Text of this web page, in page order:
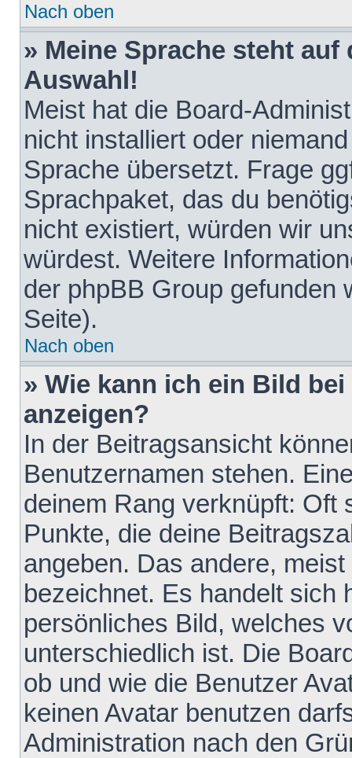
Nach oben
» Meine Sprache steht
Auswahl!
Meist hat die Board-
nicht installiert oder
Sprache übersetzt. Frage
Sprachpaket, das du
nicht existiert, würden wir
würdest. Weitere
der phpBB Group gefunden
Seite).
Nach oben
» Wie kann ich ein Bild
anzeigen?
In der Beitragsansicht
Benutzernamen stehen.
deinem Rang verknüpft: Oft
Punkte, die deine
angeben. Das andere,
bezeichnet. Es handelt sich
persönliches Bild, welches
unterschiedlich ist. Die
ob und wie die Benutzer
keinen Avatar benutzen
Administration nach den